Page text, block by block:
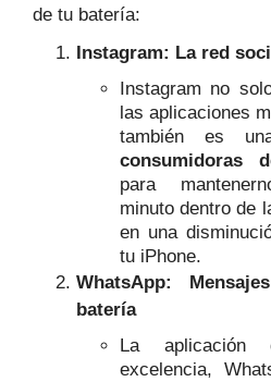
de tu batería:
Instagram: La red
Instagram no
las aplicaciones
también es
consumidoras
para
minuto dentro de
en una
tu iPhone.
WhatsApp:
batería
La aplicación
excelencia,